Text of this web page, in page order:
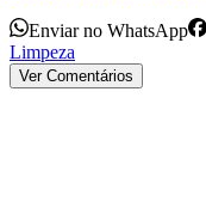
Enviar no WhatsApp
Limpeza
Ver Comentários